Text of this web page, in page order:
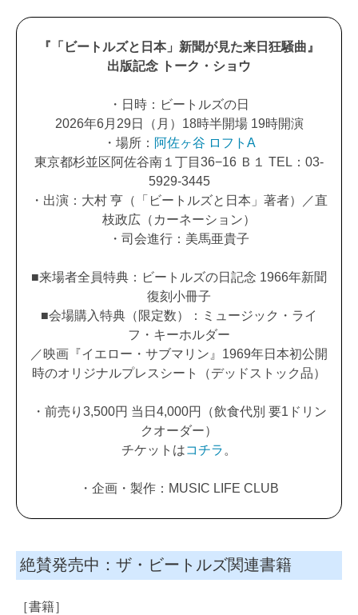
『「ビートルズと日本」新聞が見た来日狂騒曲』
出版記念 トーク・ショウ
・日時：ビートルズの日
2026年6月29日（月）18時半開場 19時開演
・場所： 阿佐ヶ谷 ロフトA
東京都杉並区阿佐谷南１丁目36−16 Ｂ１ TEL：03-
5929-3445
・出演：大村 亨（「ビートルズと日本」著者）／直
枝政広（カーネーション）
・司会進行：美馬亜貴子
■来場者全員特典：ビートルズの日記念 1966年新聞
復刻小冊子
■会場購入特典（限定数）：ミュージック・ライ
フ・キーホルダー
／映画『イエロー・サブマリン』1969年日本初公開
時のオリジナルプレスシート（デッドストック品）
・前売り3,500円 当日4,000円（飲食代別 要1ドリン
クオーダー）
チケットはコチラ 。
・企画・製作：MUSIC LIFE CLUB
絶賛発売中：ザ・ビートルズ関連書籍
［書籍］